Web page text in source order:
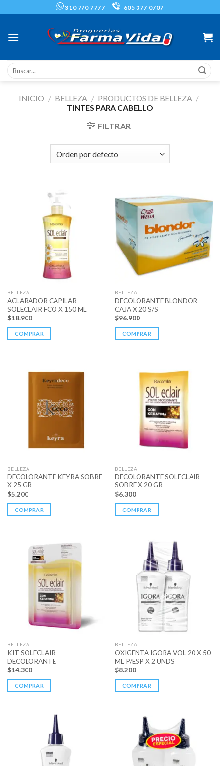
310 770 7777 605 377 0707
Buscar
INICIO / BELLEZA / PRODUCTOS DE BELLEZA /
TINTES PARA CABELLO
FILTRAR
BELLEZA
ACLARADOR CAPILAR
SOLECLAIR FCO X 150 ML
$18.900
COMPRAR
BELLEZA
DECOLORANTE BLONDOR
CAJA X 20 S/S
$96.900
COMPRAR
BELLEZA
DECOLORANTE KEYRA SOBRE
X 25 GR
$5.200
COMPRAR
BELLEZA
DECOLORANTE SOLECLAIR
SOBRE X 20 GR
$6.300
COMPRAR
BELLEZA
KIT SOLECLAIR
DECOLORANTE
$14.300
COMPRAR
BELLEZA
OXIGENTA IGORA VOL 20 X 50
ML P/ESP X 2 UNDS
$8.200
COMPRAR